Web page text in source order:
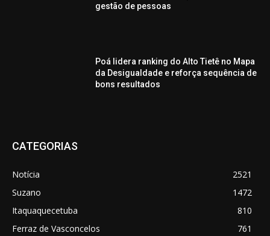
gestão de pessoas
Poá lidera ranking do Alto Tietê no Mapa
da Desigualdade e reforça sequência de
bons resultados
CATEGORIAS
Notícia
2521
Suzano
1472
Itaquaquecetuba
810
Ferraz de Vasconcelos
761